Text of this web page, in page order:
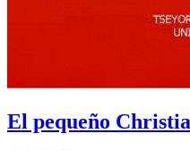
El pequeño